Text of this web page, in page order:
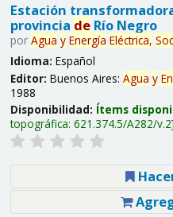
Estación
provincia deRío Negro
por Agua y Energía Eléctrica,
Idioma: Español
Editor: Buenos Aires: Agua y
1988
Disponibilidad: Ítems
topográfica: 621.374.5/A282/v.2